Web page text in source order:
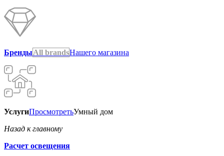
БрендыAll brandsНашего магазина
УслугиПросмотретьУмный дом
Назад к главному
Расчет освещения